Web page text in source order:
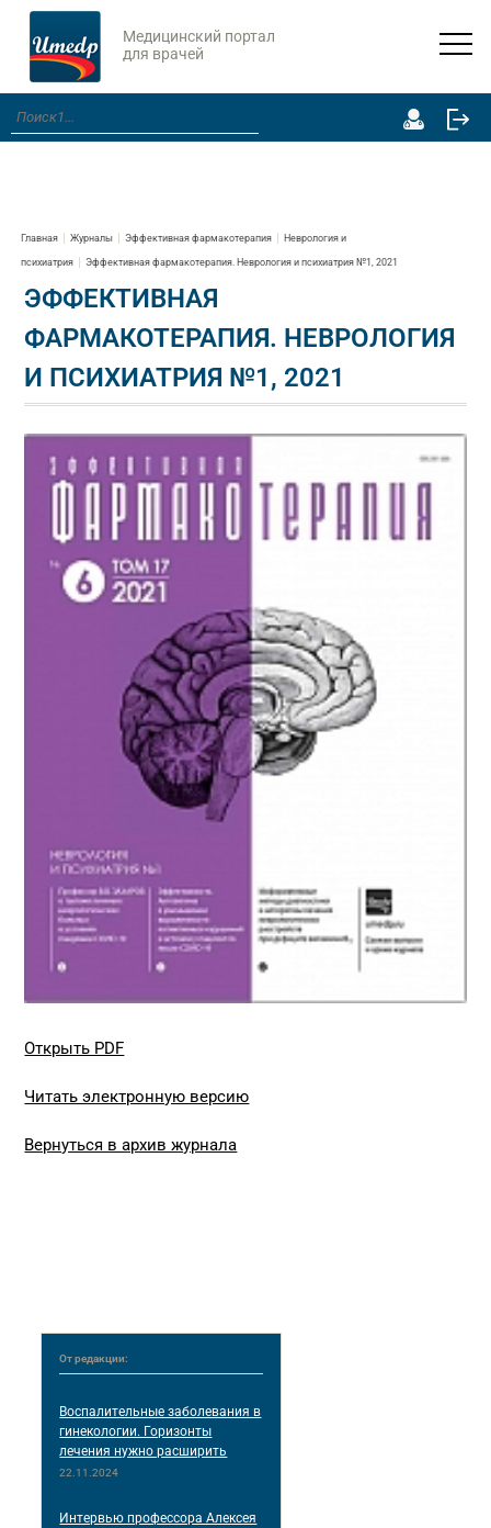
Медицинский портал
для врачей
Главная Журналы Эффективная фармакотерапия Неврология и
психиатрия Эффективная фармакотерапия. Неврология и психиатрия №1, 2021
ЭФФЕКТИВНАЯ
ФАРМАКОТЕРАПИЯ. НЕВРОЛОГИЯ
И ПСИХИАТРИЯ №1, 2021
Открыть PDF
Читать электронную версию
Вернуться в архив журнала
От редакции:
Воспалительные заболевания в
гинекологии. Горизонты
лечения нужно расширить
22.11.2024
Интервью профессора Алексея